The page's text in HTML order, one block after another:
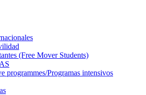
(Free Mover Students)
programmes/Programas intensivos